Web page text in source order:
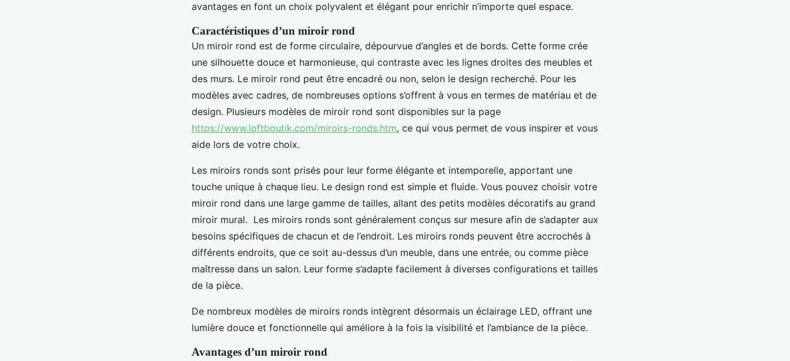
avantages en font un choix polyvalent et élégant pour enrichir n’importe quel espace.
Caractéristiques d’un miroir rond
Un miroir rond est de forme circulaire, dépourvue d’angles et de bords. Cette forme crée
une silhouette douce et harmonieuse, qui contraste avec les lignes droites des meubles et
des murs. Le miroir rond peut être encadré ou non, selon le design recherché. Pour les
modèles avec cadres, de nombreuses options s’offrent à vous en termes de matériau et de
design. Plusieurs modèles de miroir rond sont disponibles sur la page
https://www.loftboutik.com/miroirs-ronds.htm, ce qui vous permet de vous inspirer et vous
aide lors de votre choix.
Les miroirs ronds sont prisés pour leur forme élégante et intemporelle, apportant une
touche unique à chaque lieu. Le design rond est simple et fluide. Vous pouvez choisir votre
miroir rond dans une large gamme de tailles, allant des petits modèles décoratifs au grand
miroir mural. Les miroirs ronds sont généralement conçus sur mesure afin de s’adapter aux
besoins spécifiques de chacun et de l’endroit. Les miroirs ronds peuvent être accrochés à
différents endroits, que ce soit au-dessus d’un meuble, dans une entrée, ou comme pièce
maîtresse dans un salon. Leur forme s’adapte facilement à diverses configurations et tailles
de la pièce.
De nombreux modèles de miroirs ronds intègrent désormais un éclairage LED, offrant une
lumière douce et fonctionnelle qui améliore à la fois la visibilité et l’ambiance de la pièce.
Avantages d’un miroir rond